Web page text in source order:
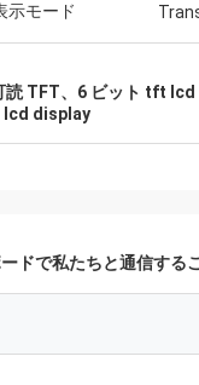
示モード
TFT、6 ビット tft lcd
display
ドで私たちと通信する